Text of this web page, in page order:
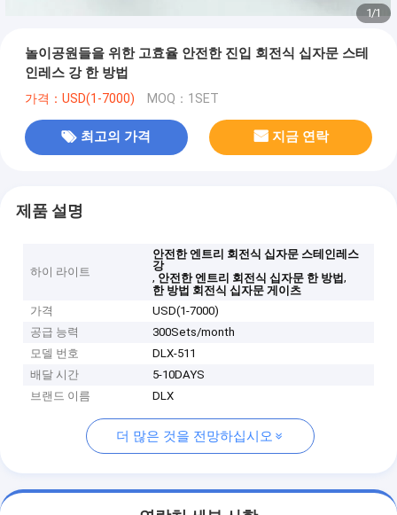
1/1
놀이공원들을 위한 고효율 안전한 진입 회전식 십자문 스테
인레스 강 한 방법
가격：USD(1-7000) MOQ：1SET
최고의 가격 지금 연락
제품 설명
하이 라이트
안전한 엔트리 회전식 십자문 스테인레스
강
, 안전한 엔트리 회전식 십자문 한 방법,
한 방법 회전식 십자문 게이츠
가격
USD(1-7000)
공급 능력
300Sets/month
모델 번호
DLX-511
배달 시간
5-10DAYS
브랜드 이름
DLX
더 많은 것을 전망하십시오